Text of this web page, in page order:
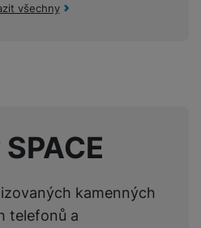
všechny
kamenných
telefonů a